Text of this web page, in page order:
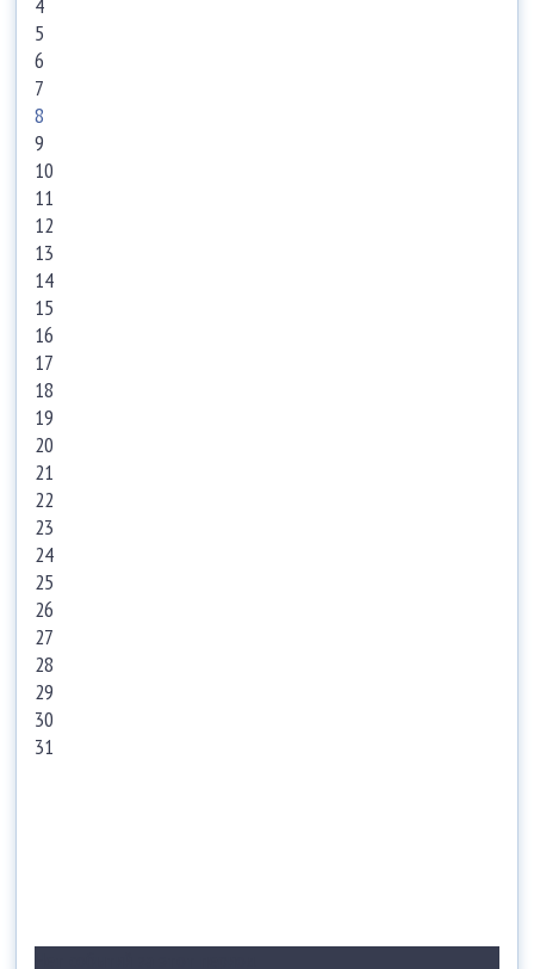
5
6
7
8
9
10
11
12
13
14
15
16
17
18
19
20
21
22
23
24
25
26
27
28
29
30
31